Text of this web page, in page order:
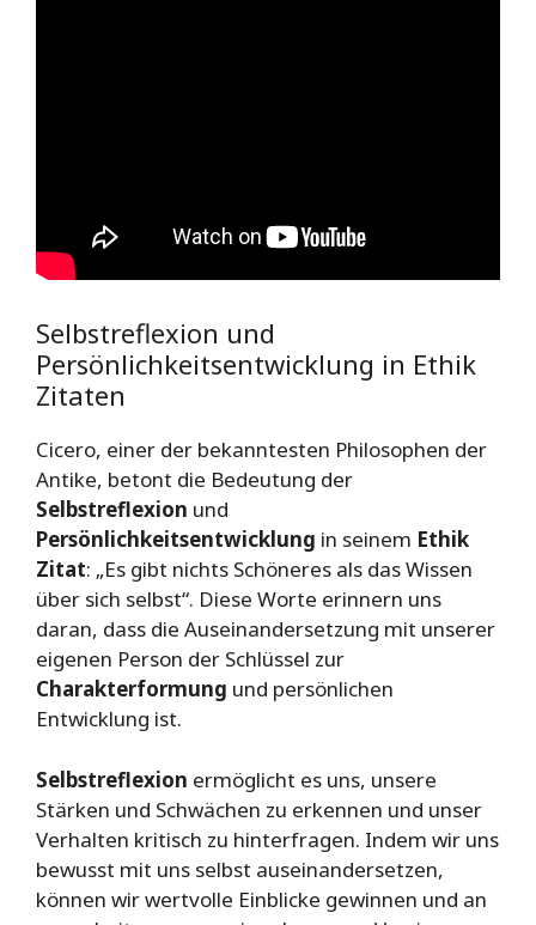
Selbstreflexion und
Persönlichkeitsentwicklung in Ethik
Zitaten
Cicero, einer der bekanntesten Philosophen der
Antike, betont die Bedeutung der
Selbstreflexion und
Persönlichkeitsentwicklung in seinem Ethik
Zitat: „Es gibt nichts Schöneres als das Wissen
über sich selbst“. Diese Worte erinnern uns
daran, dass die Auseinandersetzung mit unserer
eigenen Person der Schlüssel zur
Charakterformung und persönlichen
Entwicklung ist.
Selbstreflexion ermöglicht es uns, unsere
Stärken und Schwächen zu erkennen und unser
Verhalten kritisch zu hinterfragen. Indem wir uns
bewusst mit uns selbst auseinandersetzen,
können wir wertvolle Einblicke gewinnen und an